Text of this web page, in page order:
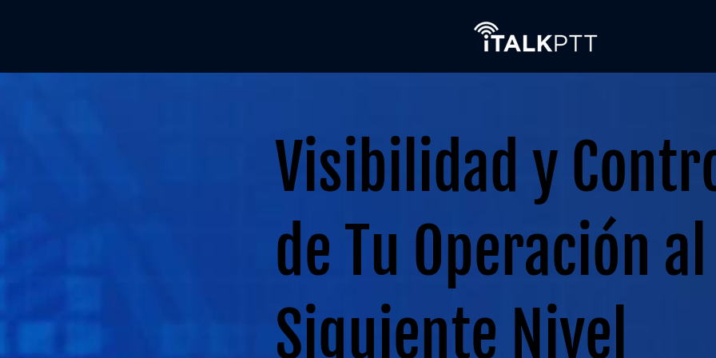
Visibilidad y
de Tu Operación al
Siguiente Nivel